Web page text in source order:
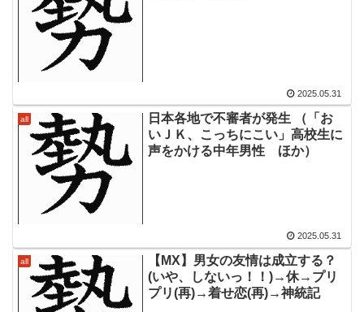
2025.05.31
all
日本各地で不審者が発生 （「お
いＪＫ、こっちにこい」高校生に
声をかける中年男性 ほか）
2025.05.31
all
【MX】男女の友情は成立する？
(いや、しないっ！！)→休→プリ
プリ(再)→着せ恋(再)→神統記